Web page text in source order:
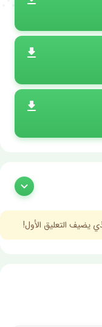
يضيف التعليق الأول!